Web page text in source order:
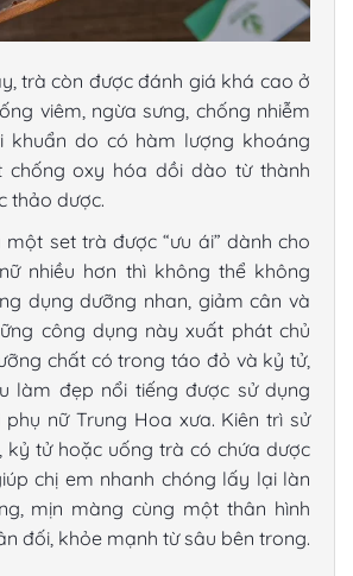
trà còn được đánh giá khá cao ở
viêm, ngừa sưng, chống nhiễm
khuẩn do có hàm lượng khoáng
chống oxy hóa dồi dào từ thành
thảo dược.
một set trà được “ưu ái” dành cho
nhiều hơn thì không thể không
dụng dưỡng nhan, giảm cân và
công dụng này xuất phát chủ
chất có trong táo đỏ và kỷ tử,
làm đẹp nổi tiếng được sử dụng
phụ nữ Trung Hoa xưa. Kiên trì sử
kỷ tử hoặc uống trà có chứa dược
chị em nhanh chóng lấy lại làn
mịn màng cùng một thân hình
đối, khỏe mạnh từ sâu bên trong.